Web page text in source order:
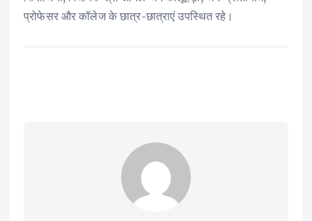
प्रोफेसर और कॉलेज के छात्र-छात्राएं उपस्थित रहे।